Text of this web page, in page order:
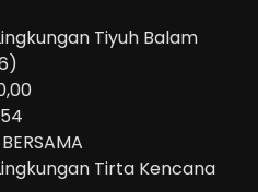
Tiyuh Balam
Tirta Kencana